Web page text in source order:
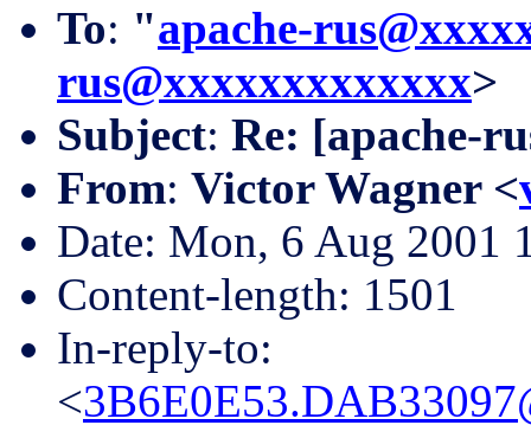
To: "apache-
rus@xxxxxxxxxxxxx>
Subject: Re: [apache-
From: Victor Wagner <
Date: Mon, 6 Aug 2001
Content-length: 1501
In-reply-to:
<